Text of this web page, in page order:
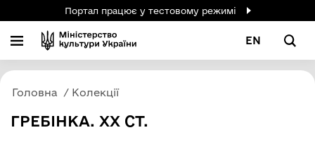
Портал працює у тестовому режимі
EN
Головна Колекції
ГРЕБІНКА. ХХ СТ.